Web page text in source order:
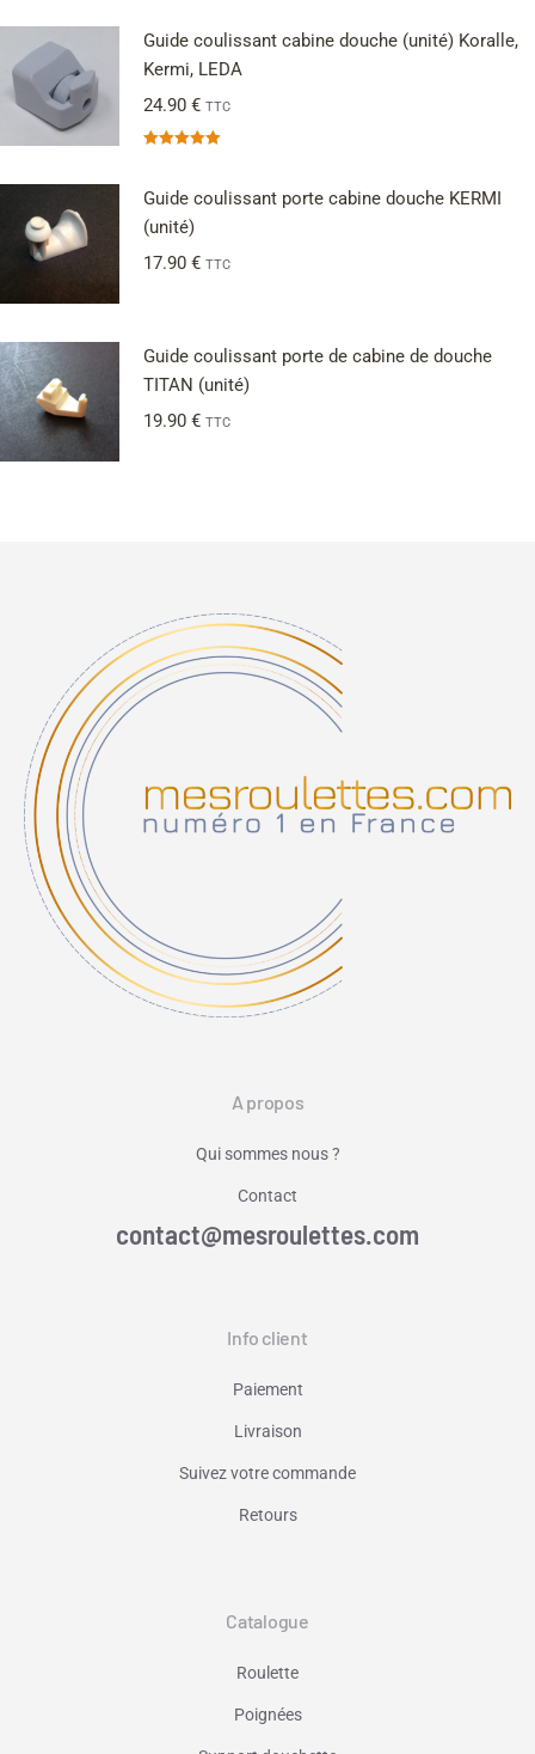
Guide coulissant cabine douche (unité) Koralle,
Kermi, LEDA
24.90 € TTC
Guide coulissant porte cabine douche KERMI
(unité)
17.90 € TTC
Guide coulissant porte de cabine de douche
TITAN (unité)
19.90 € TTC
A propos
Qui sommes nous ?
Contact
contact@mesroulettes.com
Info client
Paiement
Livraison
Suivez votre commande
Retours
Catalogue
Roulette
Poignées